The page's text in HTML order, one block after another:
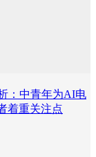
：中青年为AI电
着重关注点